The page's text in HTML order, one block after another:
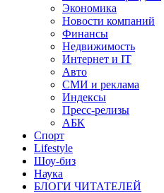
Экономика
Новости компаний
Финансы
Недвижимость
Интернет и IT
Авто
СМИ и реклама
Индексы
Пресс-релизы
АБК
Спорт
Lifestyle
Шоу-биз
Наука
БЛОГИ ЧИТАТЕЛЕЙ